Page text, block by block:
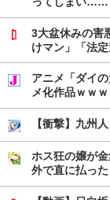
3大盆休みの害
けマン」「法
アニメ「ダイ
メ化作品ｗｗｗ
【衝撃】九州
ホス狂の嬢が
外で直に払っ